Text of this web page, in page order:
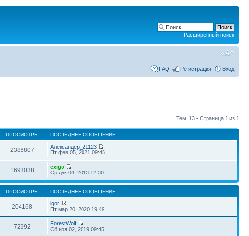
Расширенный поиск
FAQ Регистрация Вход
Тем: 13 • Страница 1 из 1
ПРОСМОТРЫ ПОСЛЕДНЕЕ СООБЩЕНИЕ
2386807
Александер_21123
Пт фев 05, 2021 09:45
1693038
exigo
Ср дек 04, 2013 12:30
ПРОСМОТРЫ ПОСЛЕДНЕЕ СООБЩЕНИЕ
204168
igor.
Пт мар 20, 2020 19:49
72992
ForestWolf
Сб ноя 02, 2019 09:45